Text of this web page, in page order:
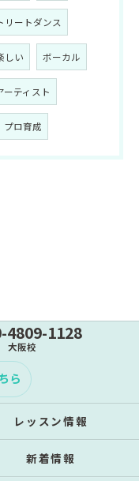
リートダンス
しい ボーカル
ーティスト
プロ育成
4809-1128
大阪校
ら
レッスン情報
新着情報